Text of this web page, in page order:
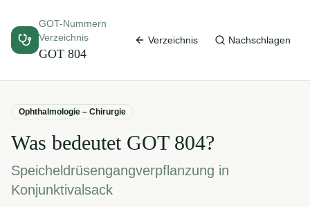
GOT-Nummern
Verzeichnis
GOT 804
Verzeichnis Nachschlagen
Ophthalmologie – Chirurgie
Was bedeutet GOT 804?
Speicheldrüsengangverpflanzung in
Konjunktivalsack